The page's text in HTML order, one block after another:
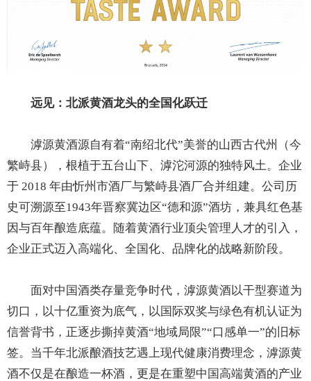
远见：北派黄酒龙头的全国化跃迁
滹源黄酒源自有着“南绍北代”美誉的山西古代州（今
繁峙县），根植于五台山下、滹沱河源的独特风土。企业
于 2018 年由忻州市酒厂与繁峙县酒厂合并组建。公司历
史可溯源至1943年晋察冀边区“德和源”酒坊，兼具红色基
因与百年酿造底蕴。随着黄酒行业顶尖管理人才的引入，
企业正式迈入高端化、全国化、品牌化的战略新阶段。
面对中国酒类存量竞争时代，滹源黄酒以干型赛道为
切口，以十亿重资为底气，以国际双奖与绿色有机认证为
信誉背书，正逐步撕掉黄酒“地域局限”“口感单一”的旧标
签。当千年北派酿酒技艺遇上现代健康消费理念，滹源黄
酒不仅是在酿造一杯酒，更是在重塑中国高端黄酒的产业